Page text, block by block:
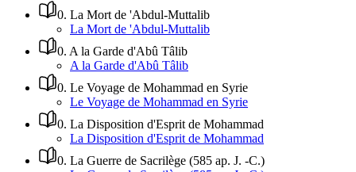
0. La Mort de 'Abdul-Muttalib
La Mort de 'Abdul-Muttalib
0. A la Garde d'Abû Tâlib
A la Garde d'Abû Tâlib
0. Le Voyage de Mohammad en Syrie
Le Voyage de Mohammad en Syrie
0. La Disposition d'Esprit de Mohammad
La Disposition d'Esprit de Mohammad
0. La Guerre de Sacrilège (585 ap. J. -C.)